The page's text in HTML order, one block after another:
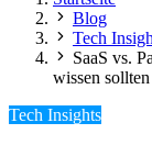
Blog
Tech
SaaS vs.
wissen sollten
Tech Insights